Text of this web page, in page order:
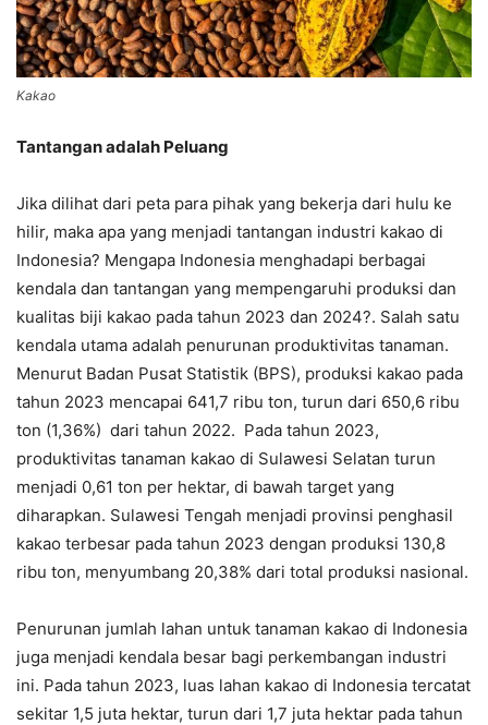
Kakao
Tantangan adalah Peluang
Jika dilihat dari peta para pihak yang bekerja dari hulu ke
hilir, maka apa yang menjadi tantangan industri kakao di
Indonesia? Mengapa Indonesia menghadapi berbagai
kendala dan tantangan yang mempengaruhi produksi dan
kualitas biji kakao pada tahun 2023 dan 2024?. Salah satu
kendala utama adalah penurunan produktivitas tanaman.
Menurut Badan Pusat Statistik (BPS), produksi kakao pada
tahun 2023 mencapai 641,7 ribu ton, turun dari 650,6 ribu
ton (1,36%) dari tahun 2022. Pada tahun 2023,
produktivitas tanaman kakao di Sulawesi Selatan turun
menjadi 0,61 ton per hektar, di bawah target yang
diharapkan. Sulawesi Tengah menjadi provinsi penghasil
kakao terbesar pada tahun 2023 dengan produksi 130,8
ribu ton, menyumbang 20,38% dari total produksi nasional.
Penurunan jumlah lahan untuk tanaman kakao di Indonesia
juga menjadi kendala besar bagi perkembangan industri
ini. Pada tahun 2023, luas lahan kakao di Indonesia tercatat
sekitar 1,5 juta hektar, turun dari 1,7 juta hektar pada tahun